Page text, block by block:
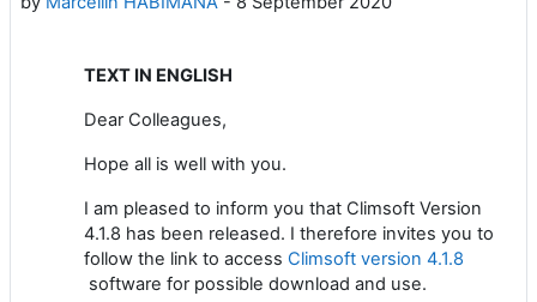
TEXT IN ENGLISH
Dear Colleagues,
Hope all is well with you.
I am pleased to inform you that Climsoft Version
4.1.8 has been released. I therefore invites you to
follow the link to access Climsoft version 4.1.8
software for possible download and use.